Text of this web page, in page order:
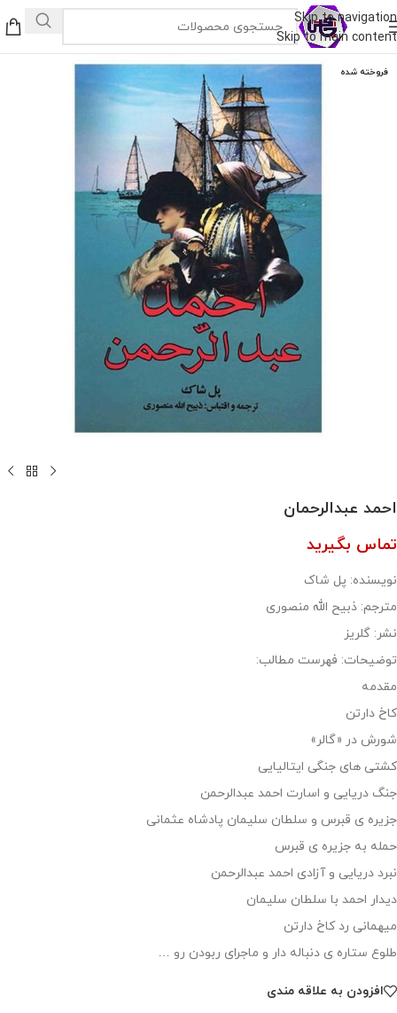
Skip to navigation
Skip to main content
فروخته شده
احمد عبدالرحمان
تماس بگیرید
نویسنده: پل شاک
مترجم: ذبیح الله منصوری
نشر: گلریز
توضیحات: فهرست مطالب:
مقدمه
کاخ دارتن
شورش در «گالر»
کشتی های جنگی ایتالیایی
جنگ دریایی و اسارت احمد عبدالرحمن
جزیره ی قبرس و سلطان سلیمان پادشاه عثمانی
حمله به جزیره ی قبرس
نبرد دریایی و آزادی احمد عبدالرحمن
دیدار احمد با سلطان سلیمان
میهمانی رد کاخ دارتن
طلوع ستاره ی دنباله دار و ماجرای ربودن رو …
افزودن به علاقه مندی